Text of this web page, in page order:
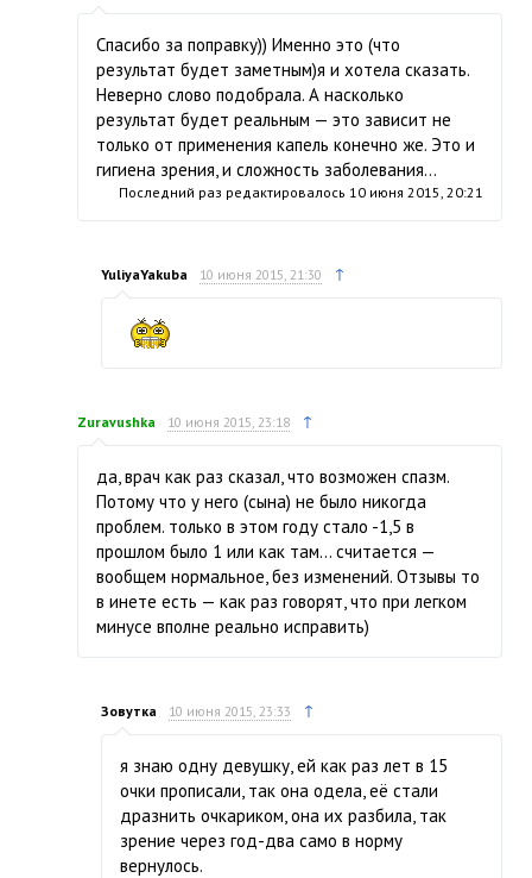
Спасибо за поправку)) Именно это (что
результат будет заметным)я и хотела сказать.
Неверно слово подобрала. А насколько
результат будет реальным — это зависит не
только от применения капель конечно же. Это и
гигиена зрения, и сложность заболевания…
Последний раз редактировалось 10 июня 2015, 20:21
YuliyaYakuba 10 июня 2015, 21:30 ↑
Zuravushka 10 июня 2015, 23:18 ↑
да, врач как раз сказал, что возможен спазм.
Потому что у него (сына) не было никогда
проблем. только в этом году стало -1,5 в
прошлом было 1 или как там… считается —
вообщем нормальное, без изменений. Отзывы то
в инете есть — как раз говорят, что при легком
минусе вполне реально исправить)
Зовутка 10 июня 2015, 23:33 ↑
я знаю одну девушку, ей как раз лет в 15
очки прописали, так она одела, её стали
дразнить очкариком, она их разбила, так
зрение через год-два само в норму
вернулось.